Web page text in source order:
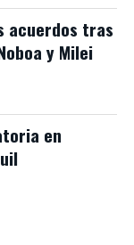
acuerdos tras
y Milei
en